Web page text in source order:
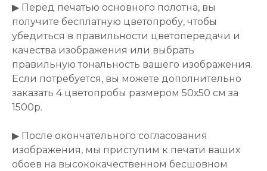
▶ Перед печатью основного полотна, вы
получите бесплатную цветопробу, чтобы
убедиться в правильности цветопередачи и
качества изображения или выбрать
правильную тональность вашего изображения.
Если потребуется, вы можете дополнительно
заказать 4 цветопробы размером 50х50 см за
1500р.
▶ После окончательного согласования
изображения, мы приступим к печати ваших
обоев на высококачественном бесшовном